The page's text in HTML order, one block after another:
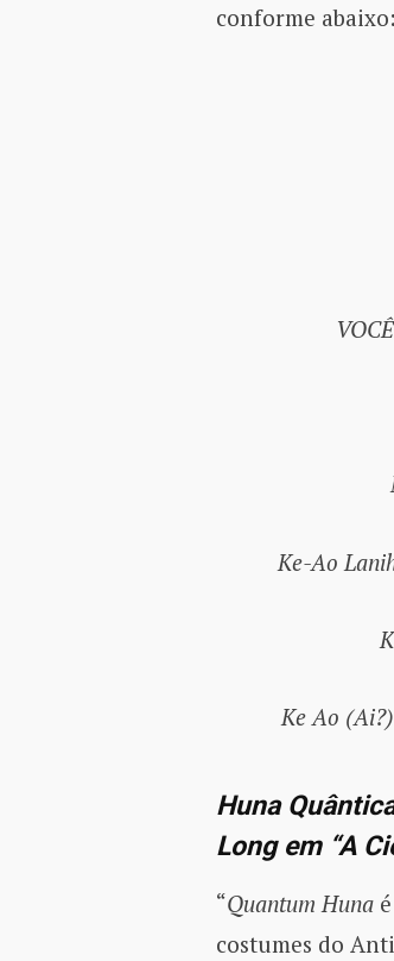
conforme abaixo:
Ke-Ao
Ke Ao
Huna
Long em “A
“Quantum Hunaé
costumes do